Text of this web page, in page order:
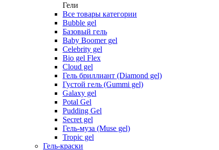
Гели
Все товары категории
Bubble gel
Базовый гель
Baby Boomer gel
Celebrity gel
Bio gel Flex
Cloud gel
Гель бриллиант (Diamond gel)
Густой гель (Gummi gel)
Galaxy gel
Potal Gel
Pudding Gel
Secret gel
Гель-муза (Muse gel)
Tropic gel
Гель-краски